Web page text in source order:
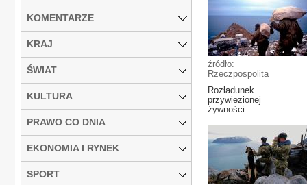
źródło:
Rzeczpospolita
Rozładunek
przywiezionej
żywności
KOMENTARZE
KRAJ
ŚWIAT
KULTURA
PRAWO CO DNIA
EKONOMIA I RYNEK
SPORT